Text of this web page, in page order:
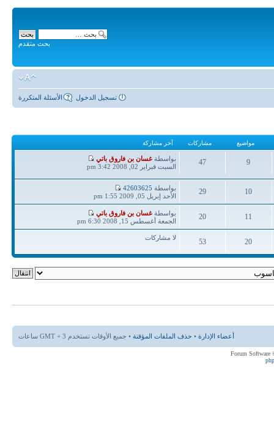
بحث متقدم
الأسئلة المتكررة تسجيل الدخول
مواضيع مشاركات آخر مشاركة
9
مواضيع
47
مشاركات
آخر
مشاركة
بواسطةغسان بن فاروق باتي
السبت فبراير 02, 2008 3:42 pm
10
مواضيع
29
مشاركات
آخر
مشاركة
بواسطة 42603625
الأحد إبريل 05, 2009 1:55 pm
11
مواضيع
20
مشاركات
آخر
مشاركة
بواسطةغسان بن فاروق باتي
الجمعة أغسطس 15, 2008 6:30 pm
20
مواضيع
53
مشاركات
لا مشاركات
أعضاء الإدارة • حذف الملفات المؤقتة • جميع الأوقات تستخدم GMT + 3 ساعات